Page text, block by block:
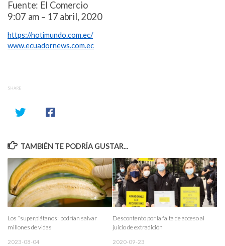
Fuente: El Comercio
9:07 am – 17 abril, 2020
https://notimundo.com.ec/
www.ecuadornews.com.ec
SHARE
TAMBIÉN TE PODRÍA GUSTAR...
Los “superplátanos” podrían salvar
millones de vidas
2023-08-04
Descontento por la falta de acceso al
juicio de extradición
2020-09-23